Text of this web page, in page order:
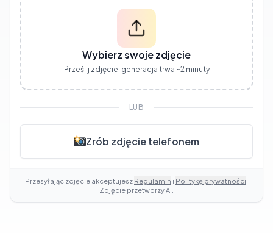
Wybierz swoje zdjęcie
Prześlij zdjęcie, generacja trwa ~2 minuty
LUB
Zrób zdjęcie telefonem
Przesyłając zdjęcie akceptujesz Regulamin i Politykę prywatności
Zdjęcie przetworzy AI.